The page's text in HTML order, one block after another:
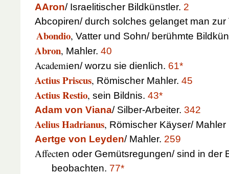
AAron/ Israelitischer Bildkünstler. 2
Abcopiren/ durch solches gelanget man
Abondio, Vatter und Sohn/ berühmte
Abron, Mahler. 40
Academien/ worzu sie dienlich. 61*
Actius Priscus, Römischer Mahler. 45
Actius Restio, sein Bildnis. 43*
Adam von Viana/ Silber-Arbeiter. 342
Aelius Hadrianus, Römischer Käyser/
Aertge von Leyden/ Mahler. 259
Affecten oder Gemütsregungen/ sind in der
beobachten. 77*